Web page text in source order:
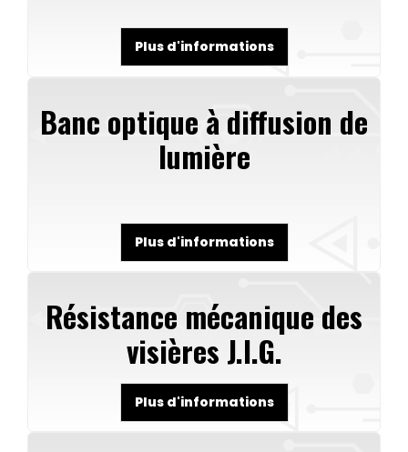
Plus d'informations
Banc optique à diffusion de
lumière
Plus d'informations
Résistance mécanique des
visières J.I.G.
Plus d'informations